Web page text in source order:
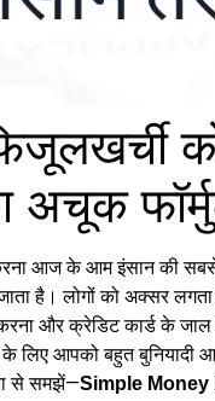
अचूक
आज के आम इंसान की
है। लोगों को अक्सर
करना और क्रेडिट कार्ड के
लिए आपको बहुत
से समझें—Simple Money